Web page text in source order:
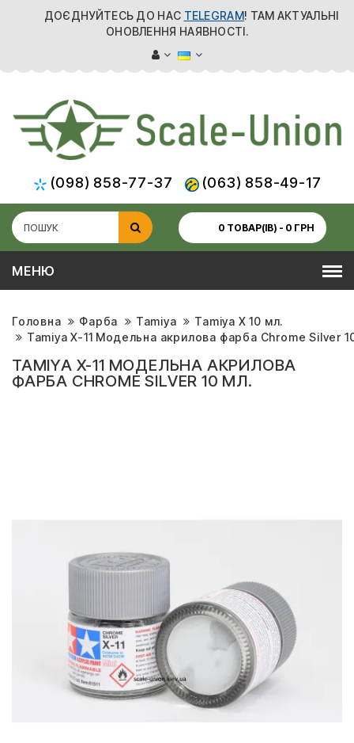
ДОЄДНУЙТЕСЬ ДО НАС TELEGRAM! ТАМ АКТУАЛЬНІ
ОНОВЛЕННЯ НАЯВНОСТІ.
(098) 858-77-37 (063) 858-49-17
0 ТОВАР(ІВ) - 0 ГРН
МЕНЮ
Головна Фарба Tamiya
Tamiya X 10 мл.
Tamiya X-11 Модельна акрилова фарба Chrome Silver
TAMIYA X-11 МОДЕЛЬНА АКРИЛОВА
ФАРБА CHROME SILVER 10 МЛ.